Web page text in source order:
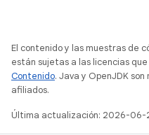
El contenido y las muestras de
están sujetas a las licencias
Contenido. Java y OpenJDK
afiliados.
Última actualización: 2026-06-